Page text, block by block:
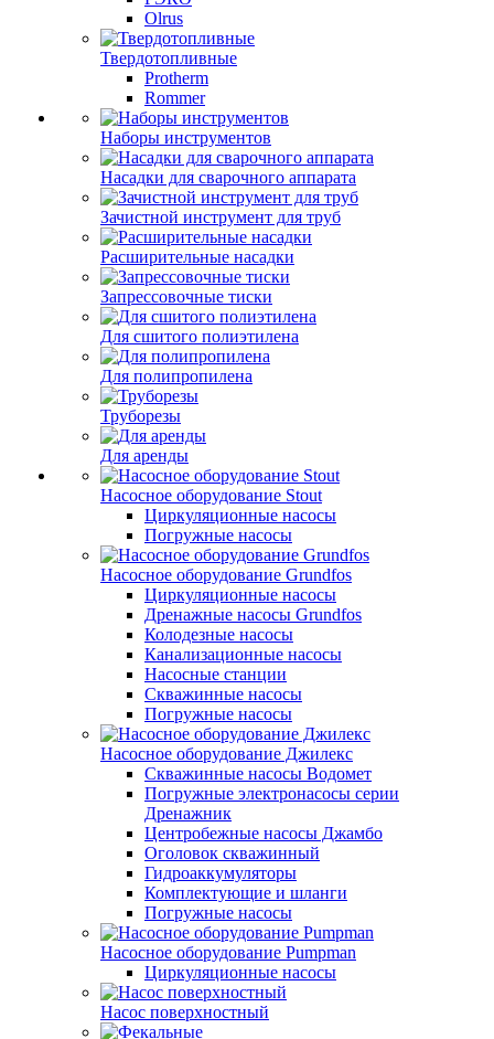
Olrus
Твердотопливные
Protherm
Rommer
Наборы инструментов
Насадки для сварочного аппарата
Зачистной инструмент для труб
Расширительные насадки
Запрессовочные тиски
Для сшитого полиэтилена
Для полипропилена
Труборезы
Для аренды
Насосное оборудование Stout
Циркуляционные насосы
Погружные насосы
Насосное оборудование Grundfos
Циркуляционные насосы
Дренажные насосы Grundfos
Колодезные насосы
Канализационные насосы
Насосные станции
Скважинные насосы
Погружные насосы
Насосное оборудование Джилекс
Скважинные насосы Водомет
Погружные электронасосы серии
Дренажник
Центробежные насосы Джамбо
Оголовок скважинный
Гидроаккумуляторы
Комплектующие и шланги
Погружные насосы
Насосное оборудование Pumpman
Циркуляционные насосы
Насос поверхностный